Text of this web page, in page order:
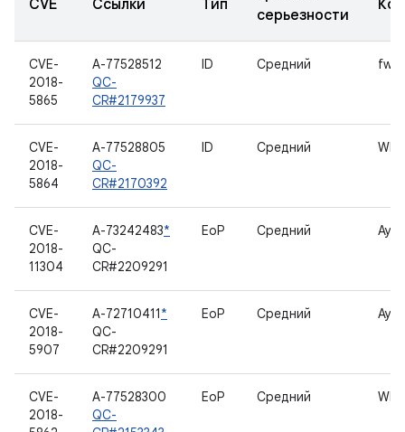
CVE Ссылки Тип
серьезности
CVE-
2018-
5865
A-77528512
QC-
CR#2179937
ID Средний
CVE-
2018-
5864
A-77528805
QC-
CR#2170392
ID Средний
CVE-
2018-
11304
A-73242483*
QC-
CR#2209291
EoP Средний
CVE-
2018-
5907
A-72710411*
QC-
CR#2209291
EoP Средний
CVE-
2018-
A-77528300
QC-
EoP Средний